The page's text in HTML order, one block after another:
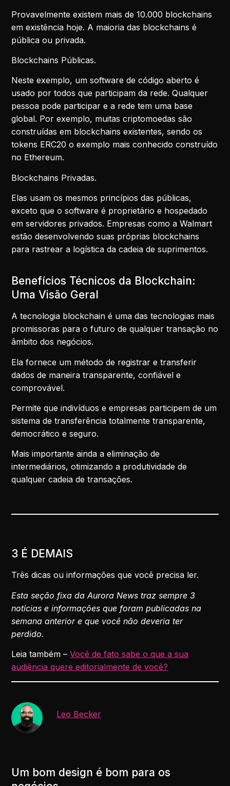
Provavelmente existem mais de 10.000 blockchains
em existência hoje. A maioria das blockchains é
pública ou privada.
Blockchains Públicas.
Neste exemplo, um software de código aberto é
usado por todos que participam da rede. Qualquer
pessoa pode participar e a rede tem uma base
global. Por exemplo, muitas criptomoedas são
construídas em blockchains existentes, sendo os
tokens ERC20 o exemplo mais conhecido construído
no Ethereum.
Blockchains Privadas.
Elas usam os mesmos princípios das públicas,
exceto que o software é proprietário e hospedado
em servidores privados. Empresas como a Walmart
estão desenvolvendo suas próprias blockchains
para rastrear a logística da cadeia de suprimentos.
Benefícios Técnicos da Blockchain:
Uma Visão Geral
A tecnologia blockchain é uma das tecnologias mais
promissoras para o futuro de qualquer transação no
âmbito dos negócios.
Ela fornece um método de registrar e transferir
dados de maneira transparente, confiável e
comprovável.
Permite que indivíduos e empresas participem de um
sistema de transferência totalmente transparente,
democrático e seguro.
Mais importante ainda a eliminação de
intermediários, otimizando a produtividade de
qualquer cadeia de transações.
3 É DEMAIS
Três dicas ou informações que você precisa ler.
Esta seção fixa da Aurora News traz sempre 3
notícias e informações que foram publicadas na
semana anterior e que você não deveria ter
perdido.
Leia também –Você de fato sabe o que a sua
audiência quere editorialmente de você?
Leo Becker
Um bom design é bom para os